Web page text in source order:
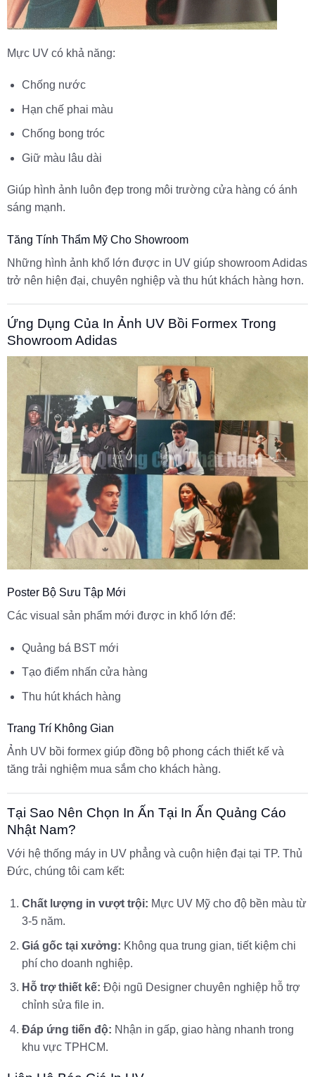
Mực UV có khả năng:
Chống nước
Hạn chế phai màu
Chống bong tróc
Giữ màu lâu dài
Giúp hình ảnh luôn đẹp trong môi trường cửa hàng có ánh
sáng mạnh.
Tăng Tính Thẩm Mỹ Cho Showroom
Những hình ảnh khổ lớn được in UV giúp showroom Adidas
trở nên hiện đại, chuyên nghiệp và thu hút khách hàng hơn.
Ứng Dụng Của In Ảnh UV Bồi Formex Trong
Showroom Adidas
Poster Bộ Sưu Tập Mới
Các visual sản phẩm mới được in khổ lớn để:
Quảng bá BST mới
Tạo điểm nhấn cửa hàng
Thu hút khách hàng
Trang Trí Không Gian
Ảnh UV bồi formex giúp đồng bộ phong cách thiết kế và
tăng trải nghiệm mua sắm cho khách hàng.
Tại Sao Nên Chọn In Ấn Tại In Ấn Quảng Cáo
Nhật Nam?
Với hệ thống máy in UV phẳng và cuộn hiện đại tại TP. Thủ
Đức, chúng tôi cam kết:
Chất lượng in vượt trội: Mực UV Mỹ cho độ bền màu từ
3-5 năm.
Giá gốc tại xưởng: Không qua trung gian, tiết kiệm chi
phí cho doanh nghiệp.
Hỗ trợ thiết kế: Đội ngũ Designer chuyên nghiệp hỗ trợ
chỉnh sửa file in.
Đáp ứng tiến độ: Nhận in gấp, giao hàng nhanh trong
khu vực TPHCM.